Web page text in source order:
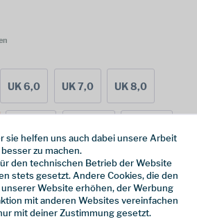
UK 6,0 UK 7,0 UK 8,0
sie helfen uns auch dabei unsere Arbeit
besser zu machen.
den technischen Betrieb der Website
stets gesetzt. Andere Cookies, die den
Website erhöhen, der Werbung
mit anderen Websites vereinfachen
mit deiner Zustimmung gesetzt.